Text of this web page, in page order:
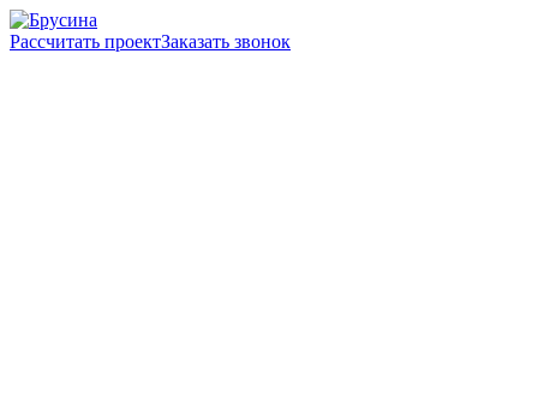
Рассчитать проектЗаказать звонок